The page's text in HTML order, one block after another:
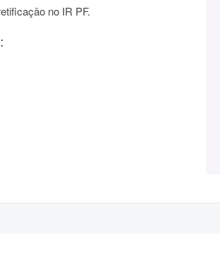
no IR PF.